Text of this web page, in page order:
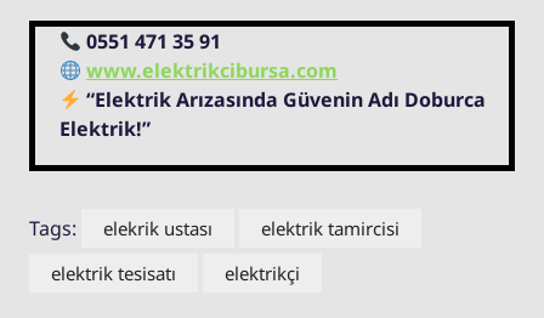
0551 471 35 91
www.elektrikcibursa.com
“Elektrik Arızasında Güvenin Adı Doburca
Elektrik!”
Tags: elekrik ustası
elektrik tamircisi
elektrik tesisatı
elektrikçi